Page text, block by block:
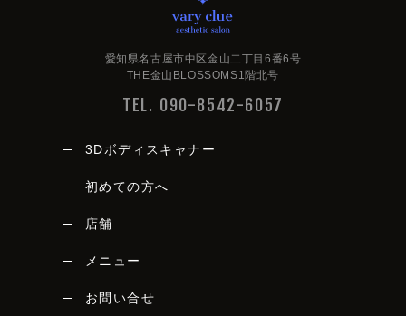
愛知県名古屋市中区金山二丁目6番6号
THE金山BLOSSOMS1階北号
TEL. 090-8542-6057
3Dボディスキャナー
初めての方へ
店舗
メニュー
お問い合せ